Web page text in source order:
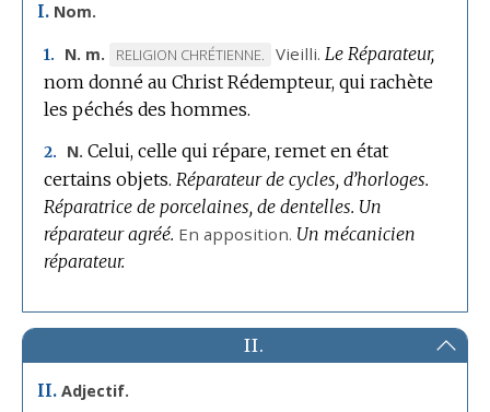
I. Nom.
1. N. m.
MARQUE
DE
DOMAINE
RELIGION CHRÉTIENNE. Vieilli. Le Réparateur,
nom donné au Christ Rédempteur, qui rachète
les péchés des hommes.
2. N. Celui, celle qui répare, remet en état
certains objets. Réparateur de cycles, d’horloges.
Réparatrice de porcelaines, de dentelles. Un
réparateur agréé. En apposition. Un mécanicien
réparateur.
II.
II. Adjectif.